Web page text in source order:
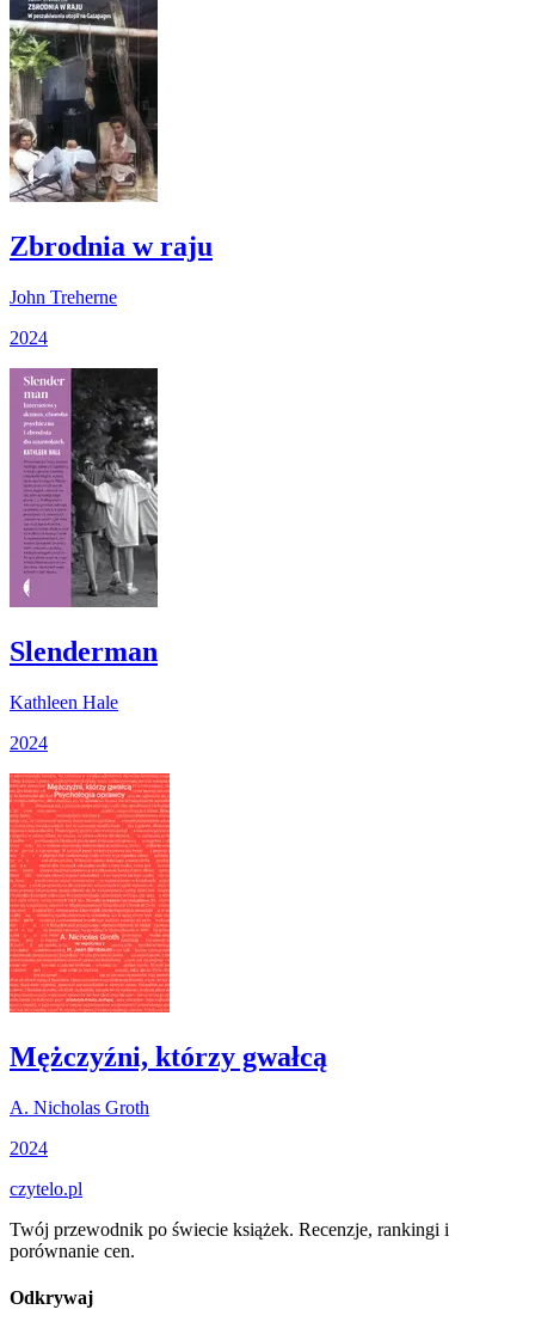
Zbrodnia w raju
John Treherne
2024
Slenderman
Kathleen Hale
2024
Mężczyźni, którzy gwałcą
A. Nicholas Groth
2024
czytelo.pl
Twój przewodnik po świecie książek. Recenzje, rankingi i
porównanie cen.
Odkrywaj